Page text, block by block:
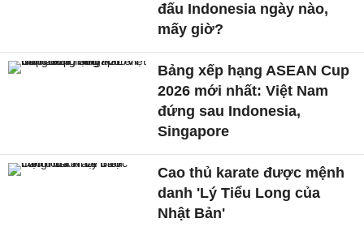
đấu Indonesia ngày nào,
mấy giờ?
Bảng xếp hạng ASEAN Cup
2026 mới nhất: Việt Nam
đứng sau Indonesia,
Singapore
Cao thủ karate được mệnh
danh 'Lý Tiểu Long của
Nhật Bản'